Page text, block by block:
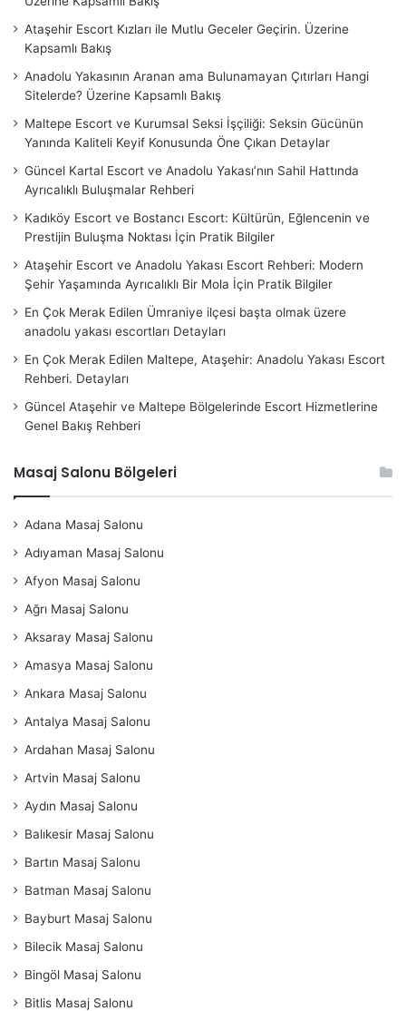
Ataşehir Escort Kızları ile Mutlu Geceler Geçirin. Üzerine
Kapsamlı Bakış
Anadolu Yakasının Aranan ama Bulunamayan Çıtırları Hangi
Sitelerde? Üzerine Kapsamlı Bakış
Maltepe Escort ve Kurumsal Seksi İşçiliği: Seksin Gücünün
Yanında Kaliteli Keyif Konusunda Öne Çıkan Detaylar
Güncel Kartal Escort ve Anadolu Yakası’nın Sahil Hattında
Ayrıcalıklı Buluşmalar Rehberi
Kadıköy Escort ve Bostancı Escort: Kültürün, Eğlencenin ve
Prestijin Buluşma Noktası İçin Pratik Bilgiler
Ataşehir Escort ve Anadolu Yakası Escort Rehberi: Modern
Şehir Yaşamında Ayrıcalıklı Bir Mola İçin Pratik Bilgiler
En Çok Merak Edilen Ümraniye ilçesi başta olmak üzere
anadolu yakası escortları Detayları
En Çok Merak Edilen Maltepe, Ataşehir: Anadolu Yakası Escort
Rehberi. Detayları
Güncel Ataşehir ve Maltepe Bölgelerinde Escort Hizmetlerine
Genel Bakış Rehberi
Masaj Salonu Bölgeleri
Adana Masaj Salonu
Adıyaman Masaj Salonu
Afyon Masaj Salonu
Ağrı Masaj Salonu
Aksaray Masaj Salonu
Amasya Masaj Salonu
Ankara Masaj Salonu
Antalya Masaj Salonu
Ardahan Masaj Salonu
Artvin Masaj Salonu
Aydın Masaj Salonu
Balıkesir Masaj Salonu
Bartın Masaj Salonu
Batman Masaj Salonu
Bayburt Masaj Salonu
Bilecik Masaj Salonu
Bingöl Masaj Salonu
Bitlis Masaj Salonu